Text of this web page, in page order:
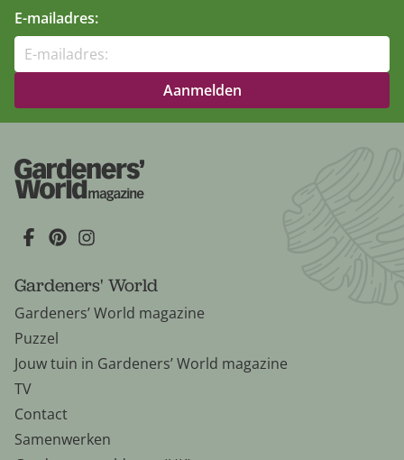
E-mailadres:
Gardeners' World
Gardeners’ World magazine
Puzzel
Jouw tuin in Gardeners’ World magazine
TV
Contact
Samenwerken